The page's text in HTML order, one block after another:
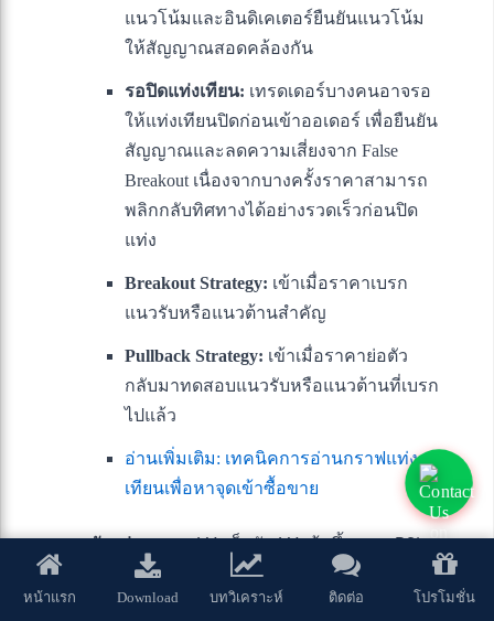
แนวโน้มและอินดิเคเตอร์ยืนยันแนวโน้ม
ให้สัญญาณสอดคล้องกัน
รอปิดแท่งเทียน: เทรดเดอร์บางคนอาจรอ
ให้แท่งเทียนปิดก่อนเข้าออเดอร์ เพื่อยืนยัน
สัญญาณและลดความเสี่ยงจาก False
Breakout เนื่องจากบางครั้งราคาสามารถ
พลิกกลับทิศทางได้อย่างรวดเร็วก่อนปิด
แท่ง
Breakout Strategy: เข้าเมื่อราคาเบรก
แนวรับหรือแนวต้านสำคัญ
Pullback Strategy: เข้าเมื่อราคาย่อตัว
กลับมาทดสอบแนวรับหรือแนวต้านที่เบรก
ไปแล้ว
อ่านเพิ่มเติม: เทคนิคการอ่านกราฟแท่ง
เทียนเพื่อหาจุดเข้าซื้อขาย
อยู่ในโซนกลางพร้อมกับ MACD แสดง
โมเมนตัมขาขึ้น คุณอาจพิจารณาเข้า Long
หน้าแรก Download บทวิเคราะห์ ติดต่อ โปรโมชั่น